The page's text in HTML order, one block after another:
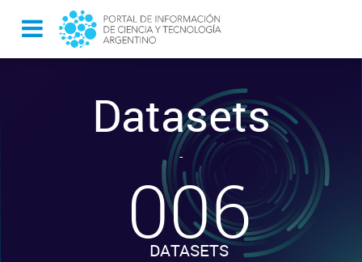
Datasets
-
006
DATASETS